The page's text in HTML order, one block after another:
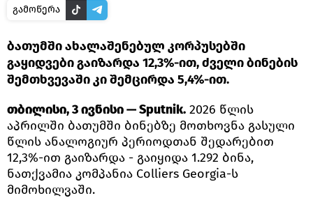
გამოწერა
ბათუმში ახალაშენებულ კორპუსებში
გაყიდვები გაიზარდა 12,3%-ით, ძველი ბინების
შემთხვევაში კი შემცირდა 5,4%-ით.
თბილისი, 3 ივნისი — Sputnik. 2026 წლის
აპრილში ბათუმში ბინებზე მოთხოვნა გასული
წლის ანალოგიურ პერიოდთან შედარებით
12,3%-ით გაიზარდა - გაიყიდა 1.292 ბინა,
ნათქვამია კომპანია Colliers Georgia-ს
მიმოხილვაში.